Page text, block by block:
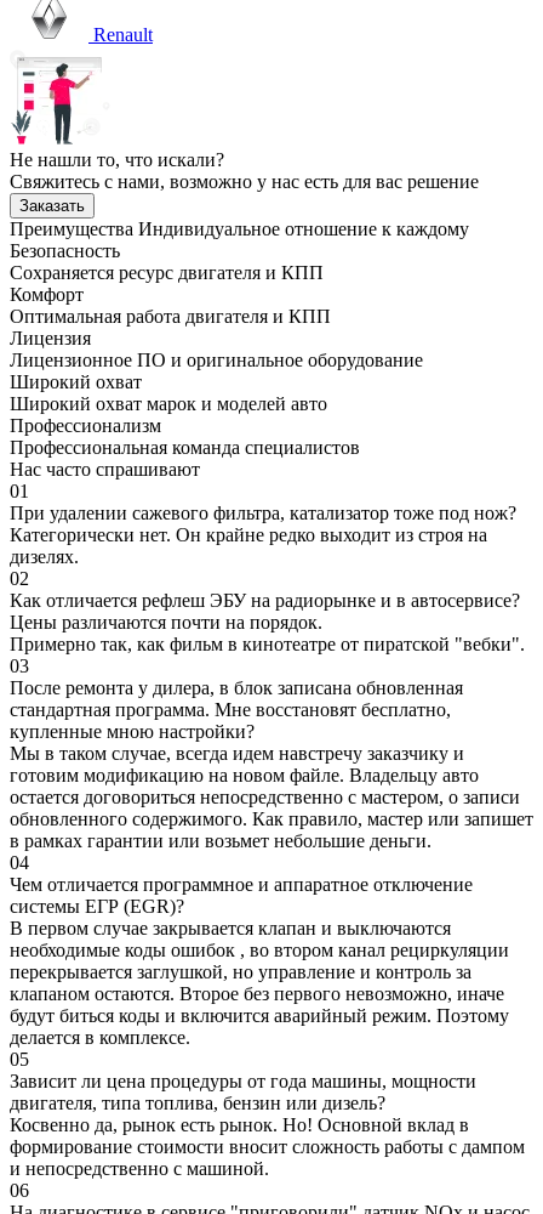
Renault
Не нашли то, что искали?
Свяжитесь с нами, возможно у нас есть для вас решение
Заказать
Преимущества Индивидуальное отношение к каждому
Безопасность
Сохраняется ресурс двигателя и КПП
Комфорт
Оптимальная работа двигателя и КПП
Лицензия
Лицензионное ПО и оригинальное оборудование
Широкий охват
Широкий охват марок и моделей авто
Профессионализм
Профессиональная команда специалистов
Нас часто спрашивают
01
При удалении сажевого фильтра, катализатор тоже под нож?
Категорически нет. Он крайне редко выходит из строя на
дизелях.
02
Как отличается рефлеш ЭБУ на радиорынке и в автосервисе?
Цены различаются почти на порядок.
Примерно так, как фильм в кинотеатре от пиратской "вебки".
03
После ремонта у дилера, в блок записана обновленная
стандартная программа. Мне восстановят бесплатно,
купленные мною настройки?
Мы в таком случае, всегда идем навстречу заказчику и
готовим модификацию на новом файле. Владельцу авто
остается договориться непосредственно с мастером, о записи
обновленного содержимого. Как правило, мастер или запишет
в рамках гарантии или возьмет небольшие деньги.
04
Чем отличается программное и аппаратное отключение
системы ЕГР (EGR)?
В первом случае закрывается клапан и выключаются
необходимые коды ошибок , во втором канал рециркуляции
перекрывается заглушкой, но управление и контроль за
клапаном остаются. Второе без первого невозможно, иначе
будут биться коды и включится аварийный режим. Поэтому
делается в комплексе.
05
Зависит ли цена процедуры от года машины, мощности
двигателя, типа топлива, бензин или дизель?
Косвенно да, рынок есть рынок. Но! Основной вклад в
формирование стоимости вносит сложность работы с дампом
и непосредственно с машиной.
06